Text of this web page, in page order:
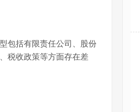
包括有限责任公司、股份
税收政策等方面存在差